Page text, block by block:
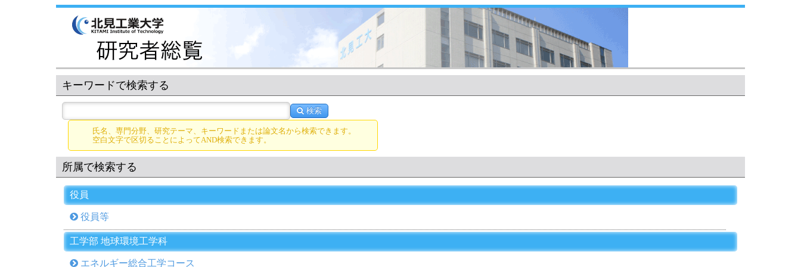
キーワードで検索する
検索
氏名、専門分野、研究テーマ、キーワードまたは論文名から検索できます。
空白文字で区切ることによってAND検索できます。
所属で検索する
役員
役員等
工学部 地球環境工学科
エネルギー総合工学コース